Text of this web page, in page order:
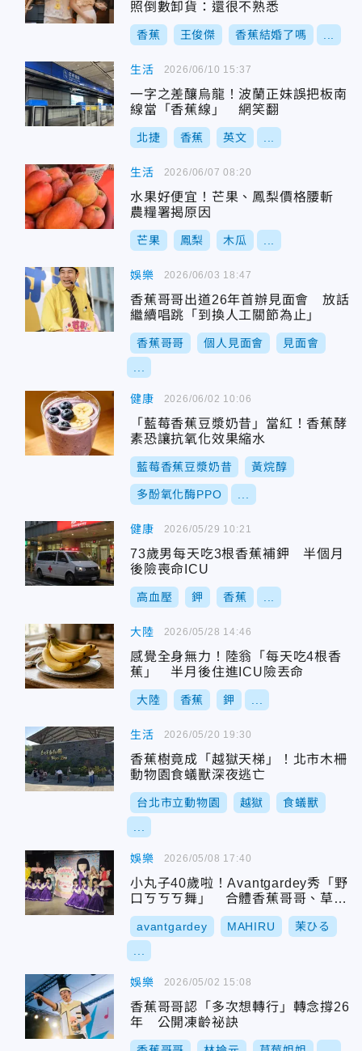
照倒數卸貨：還很不熟悉
香蕉 王俊傑 香蕉結婚了嗎
生活
一字之差釀烏龍！波蘭正妹誤把板南
線當「香蕉線」 網笑翻
北捷 香蕉 英文
2026/06/10 15:37
生活
水果好便宜！芒果、鳳梨價格腰斬
農糧署揭原因
芒果 鳳梨 木瓜
2026/06/07 08:20
娛樂
香蕉哥哥出道26年首辦見面會 放話
繼續唱跳「到換人工關節為止」
香蕉哥哥 個人見面會 見面會
2026/06/03 18:47
健康
「藍莓香蕉豆漿奶昔」當紅！香蕉酵
素恐讓抗氧化效果縮水
藍莓香蕉豆漿奶昔 黃烷醇
多酚氧化酶PPO
2026/06/02 10:06
健康
73歲男每天吃3根香蕉補鉀 半個月
後險喪命ICU
高血壓 鉀 香蕉
2026/05/29 10:21
大陸
感覺全身無力！陸翁「每天吃4根香
蕉」 半月後住進ICU險丟命
大陸 香蕉 鉀
2026/05/28 14:46
生活
香蕉樹竟成「越獄天梯」！北市木柵
動物園食蟻獸深夜逃亡
台北市立動物園 越獄 食蟻獸
2026/05/20 19:30
娛樂
小丸子40歲啦！Avantgardey秀「野
口ㄎㄎㄎ舞」 合體香蕉哥哥、草莓
姐姐熱跳嗶哩啪啦
avantgardey MAHIRU 茉ひる
2026/05/08 17:40
娛樂
香蕉哥哥認「多次想轉行」轉念撐26
年 公開凍齡祕訣
2026/05/02 15:08